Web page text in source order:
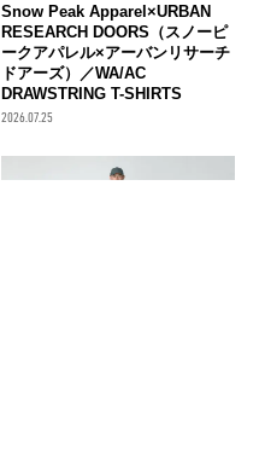
Snow Peak Apparel×URBAN
RESEARCH DOORS（スノーピ
ークアパレル×アーバンリサーチ
ドアーズ）／WA/AC
DRAWSTRING T-SHIRTS
2026.07.25